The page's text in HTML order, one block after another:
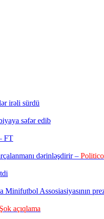
irəli sürdü
səfər edib
FT
dərinləşdirir – Politico
Assosiasiyasının
Şok açıqlama